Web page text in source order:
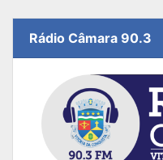
Rádio Câmara 90.3